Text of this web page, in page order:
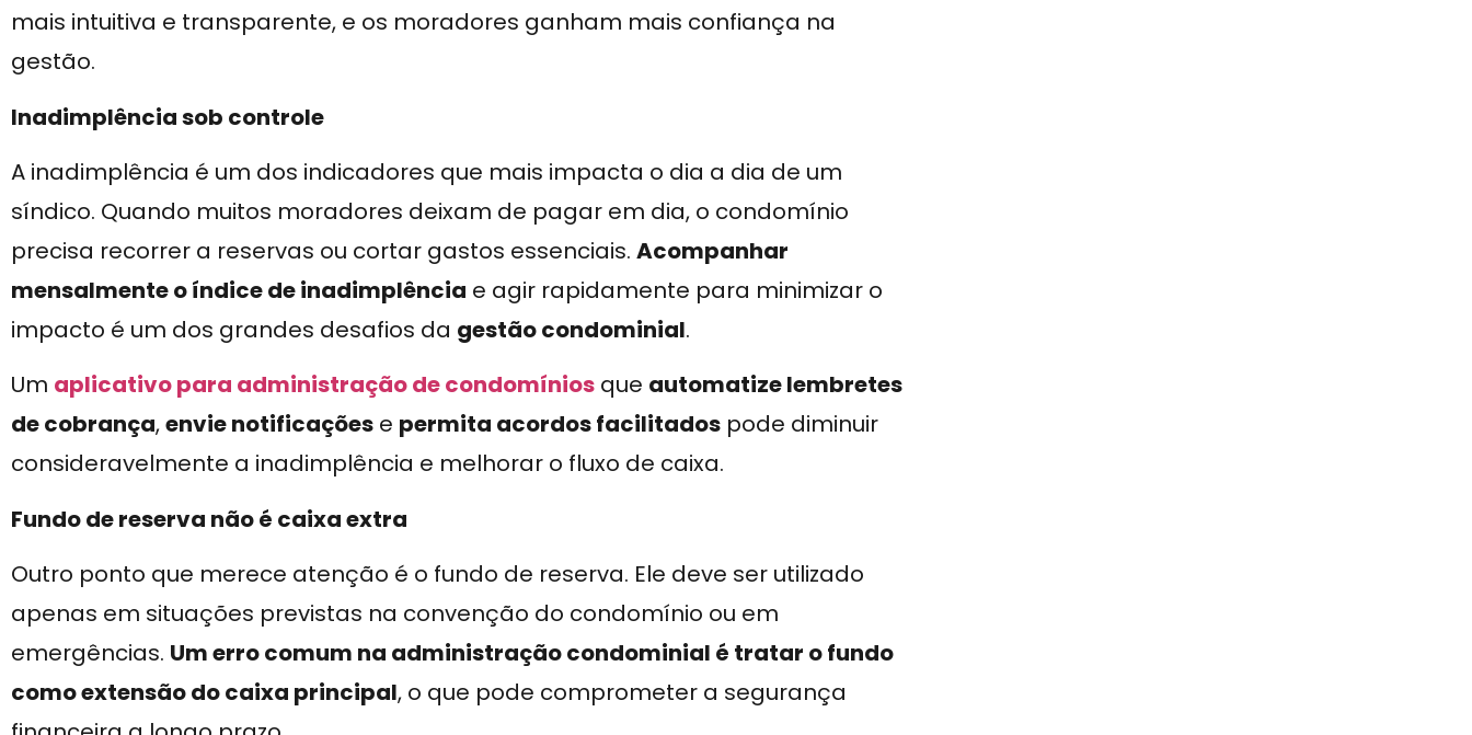
mais intuitiva e transparente, e os moradores ganham mais confiança na
gestão.
Inadimplência sob controle
A inadimplência é um dos indicadores que mais impacta o dia a dia de um
síndico. Quando muitos moradores deixam de pagar em dia, o condomínio
precisa recorrer a reservas ou cortar gastos essenciais. Acompanhar
mensalmente o índice de inadimplência e agir rapidamente para minimizar o
impacto é um dos grandes desafios da gestão condominial.
Um aplicativo para administração de condomínios que automatize lembretes
de cobrança,envie notificações e permita acordos facilitados pode diminuir
consideravelmente a inadimplência e melhorar o fluxo de caixa.
Fundo de reserva não é caixa extra
Outro ponto que merece atenção é o fundo de reserva. Ele deve ser utilizado
apenas em situações previstas na convenção do condomínio ou em
emergências. Um erro comum na administração condominial é tratar o fundo
como extensão do caixa principal, o que pode comprometer a segurança